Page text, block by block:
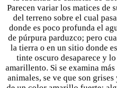
Parecen variar los matices de
del terreno sobre el cual
donde es poco profunda el
de púrpura parduzco; pero
la tierra o en un sitio donde
tinte oscuro desaparece y
amarillento. Si se examina
animales, se ve que son